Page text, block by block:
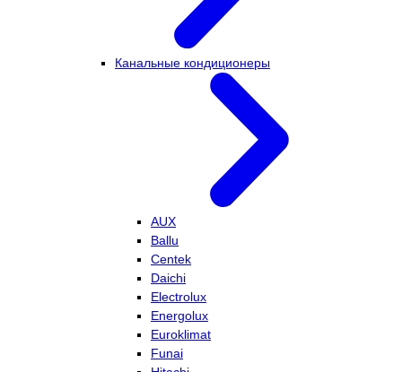
Канальные кондиционеры
AUX
Ballu
Centek
Daichi
Electrolux
Energolux
Euroklimat
Funai